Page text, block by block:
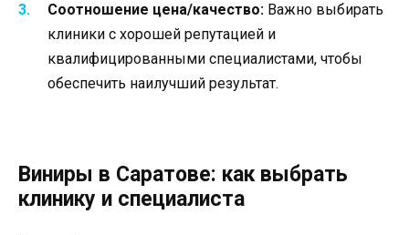
Соотношение цена/качество: Важно выбирать
клиники с хорошей репутацией и
квалифицированными специалистами, чтобы
обеспечить наилучший результат.
Виниры в Саратове: как выбрать
клинику и специалиста